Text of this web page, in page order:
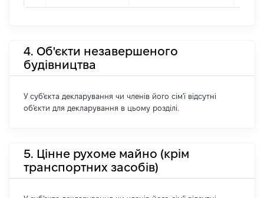
4. Об'єкти незавершеного
будівництва
У суб'єкта декларування чи членів його сім'ї відсутні
об'єкти для декларування в цьому розділі.
5. Цінне рухоме майно (крім
транспортних засобів)